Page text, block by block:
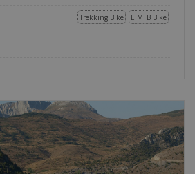
E MTB Bike
Trekking Bike